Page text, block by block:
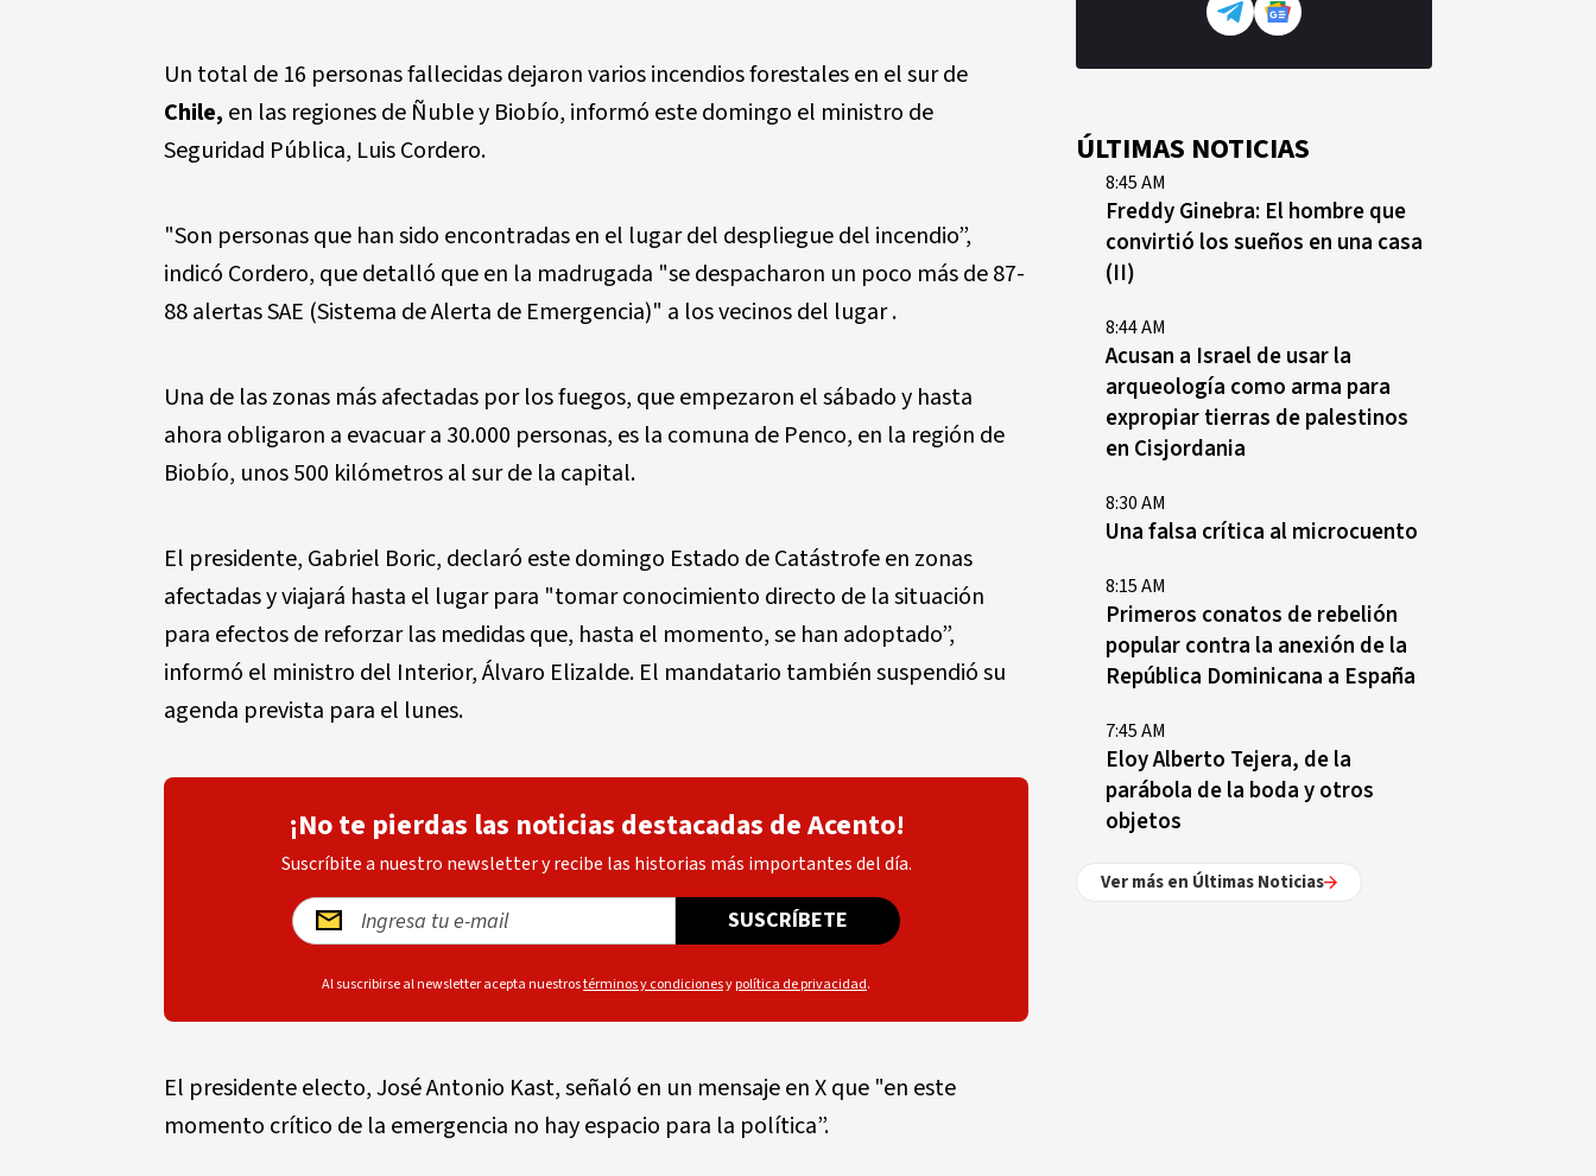
Un total de 16 personas fallecidas dejaron varios incendios forestales en el sur de
Chile, en las regiones de Ñuble y Biobío, informó este domingo el ministro de
Seguridad Pública, Luis Cordero.
"Son personas que han sido encontradas en el lugar del despliegue del incendio”,
indicó Cordero, que detalló que en la madrugada "se despacharon un poco más de 87-
88 alertas SAE (Sistema de Alerta de Emergencia)" a los vecinos del lugar .
Una de las zonas más afectadas por los fuegos, que empezaron el sábado y hasta
ahora obligaron a evacuar a 30.000 personas, es la comuna de Penco, en la región de
Biobío, unos 500 kilómetros al sur de la capital.
El presidente, Gabriel Boric, declaró este domingo Estado de Catástrofe en zonas
afectadas y viajará hasta el lugar para "tomar conocimiento directo de la situación
para efectos de reforzar las medidas que, hasta el momento, se han adoptado”,
informó el ministro del Interior, Álvaro Elizalde. El mandatario también suspendió su
agenda prevista para el lunes.
¡No te pierdas las noticias destacadas de Acento!
Suscríbite a nuestro newsletter y recibe las historias más importantes del día.
SUSCRÍBETE
Al suscribirse al newsletter acepta nuestrostérminos y condicionesypolítica de privacidad.
El presidente electo, José Antonio Kast, señaló en un mensaje en X que "en este
momento crítico de la emergencia no hay espacio para la política”.
ÚLTIMAS NOTICIAS
8:45 AM
Freddy Ginebra: El hombre que
convirtió los sueños en una casa
(II)
8:44 AM
Acusan a Israel de usar la
arqueología como arma para
expropiar tierras de palestinos
en Cisjordania
8:30 AM
Una falsa crítica al microcuento
8:15 AM
Primeros conatos de rebelión
popular contra la anexión de la
República Dominicana a España
7:45 AM
Eloy Alberto Tejera, de la
parábola de la boda y otros
objetos
Ver más en Últimas Noticias